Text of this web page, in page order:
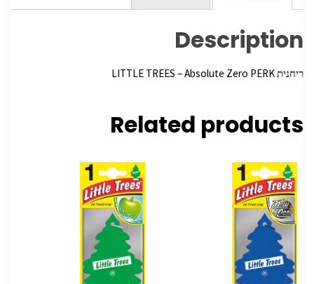
Description
ריחנית PERK‏ Absolute Zero – ‏LITTLE TREES
Related products